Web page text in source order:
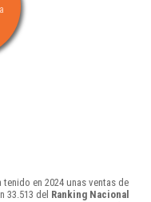
en 2024 unas ventas de
33.513 del Ranking Nacional